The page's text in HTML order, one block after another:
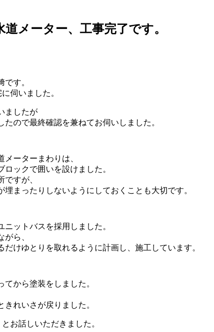
メーター、工事完了です。
す。
伺いました。
ましたが
ので最終確認を兼ねてお伺いしました。
ーターまわりは、
ックで囲いを設けました。
すが、
まったりしないようにしておくことも大切です。
ットバスを採用しました。
ら、
けゆとりを取れるように計画し、施工しています。
から塗装をしました。
れいさが戻りました。
お話しいただきました。